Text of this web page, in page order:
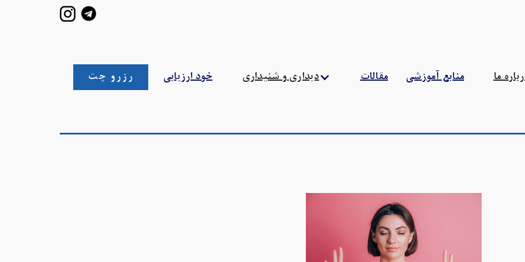
رزرو چت خود ارزیابی دیداری و شنیداری مقالات منابع آموزشی ما